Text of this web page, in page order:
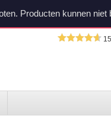
Producten kunnen